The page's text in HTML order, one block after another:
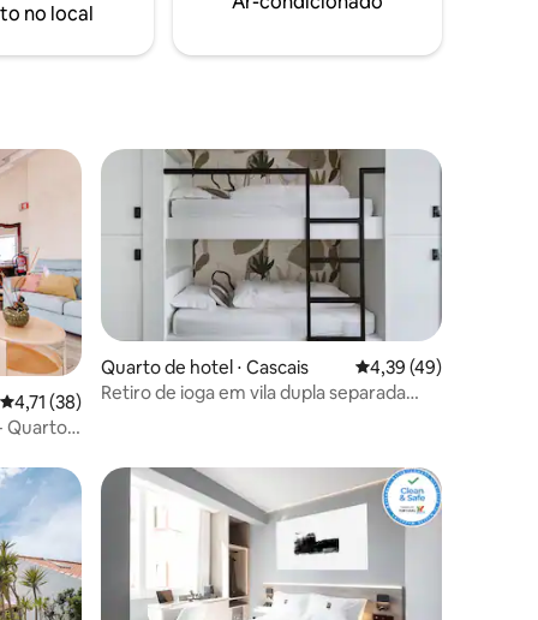
no local
4,71 de uma avaliação média de 5, 38 avaliações
4,71 (38)
Quarto
Quarto de hotel ⋅ Cascais 4,39 de uma
4,39 (49)
Retiro de ioga em vila dupla separada